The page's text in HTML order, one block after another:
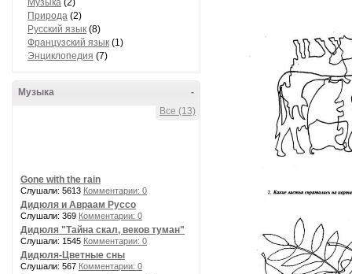
Музыка (2)
Природа (2)
Русский язык (8)
Французский язык (1)
Энциклопедия (7)
-
Музыка
Все (13)
Gone with the rain
Слушали: 5613 Комментарии: 0
Дидюля и Авраам Руссо
Слушали: 369 Комментарии: 0
Дидюля "Тайна скал, веков туман"
Слушали: 1545 Комментарии: 0
Дидюля-Цветные сны
Слушали: 567 Комментарии: 0